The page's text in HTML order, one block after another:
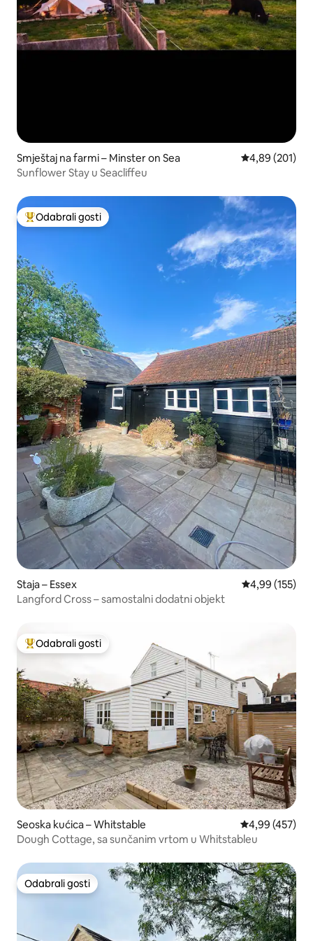
Smještaj na farmi – Minster on Sea Prosječna
4,89 (201)
Sunflower Stay u Seacliffeu
Među najviše rangiranima s oznakom „Odabrali gosti”
Odabrali gosti
Staja – Essex Prosječna
4,99 (155)
Langford Cross – samostalni dodatni objekt
Među najviše rangiranima s oznakom „Odabrali gosti”
Odabrali gosti
Seoska kućica – Whitstable Prosječna
4,99 (457)
Dough Cottage, sa sunčanim vrtom u Whitstableu
Odabrali gosti
Odabrali gosti